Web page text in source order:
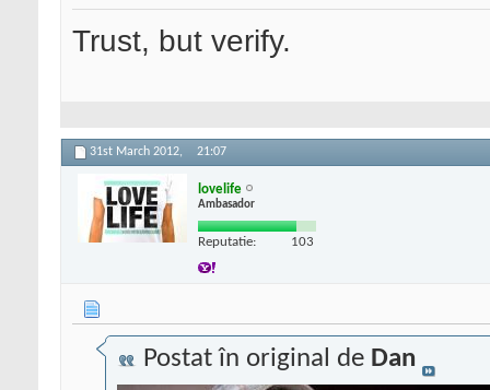
Trust, but verify.
31st March 2012, 21:07
lovelife
Ambasador
Reputatie: 103
Postat în original de Dan